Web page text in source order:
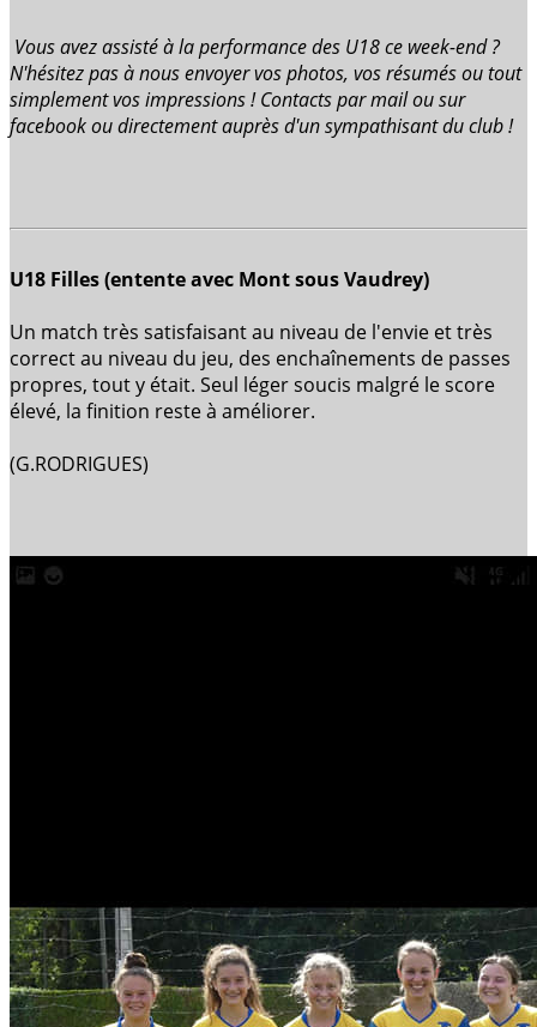
Vous avez assisté à la performance des U18 ce week-end ?
N'hésitez pas à nous envoyer vos photos, vos résumés ou tout
simplement vos impressions ! Contacts par mail ou sur
facebook ou directement auprès d'un sympathisant du club !
U18 Filles (entente avec Mont sous Vaudrey)
Un match très satisfaisant au niveau de l'envie et très
correct au niveau du jeu, des enchaînements de passes
propres, tout y était. Seul léger soucis malgré le score
élevé, la finition reste à améliorer.
(G.RODRIGUES)